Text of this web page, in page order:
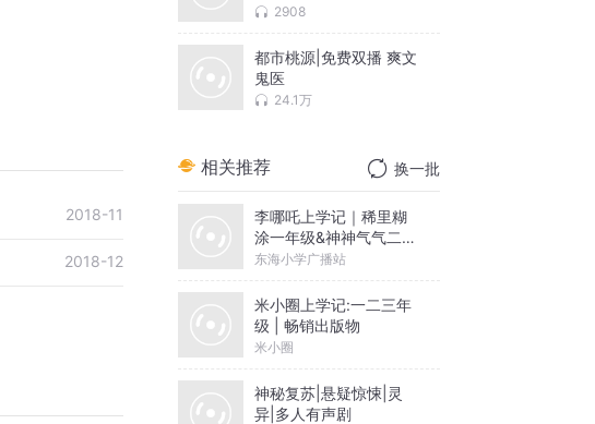
2018-11
2018-12
2908
都市桃源|免费双播 爽文
鬼医
24.1万
相关推荐 换一批
李哪吒上学记｜稀里糊
涂一年级&神神气气二年
级
东海小学广播站
米小圈上学记:一二三年
级 | 畅销出版物
米小圈
神秘复苏|悬疑惊悚|灵
异|多人有声剧